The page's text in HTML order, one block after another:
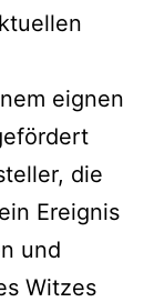
eignen
die
Ereignis
und
Witzes